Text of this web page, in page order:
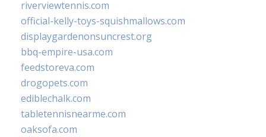
riverviewtennis.com
official-kelly-toys-squishmallows.com
displaygardenonsuncrest.org
bbq-empire-usa.com
feedstoreva.com
drogopets.com
ediblechalk.com
tabletennisnearme.com
oaksofa.com